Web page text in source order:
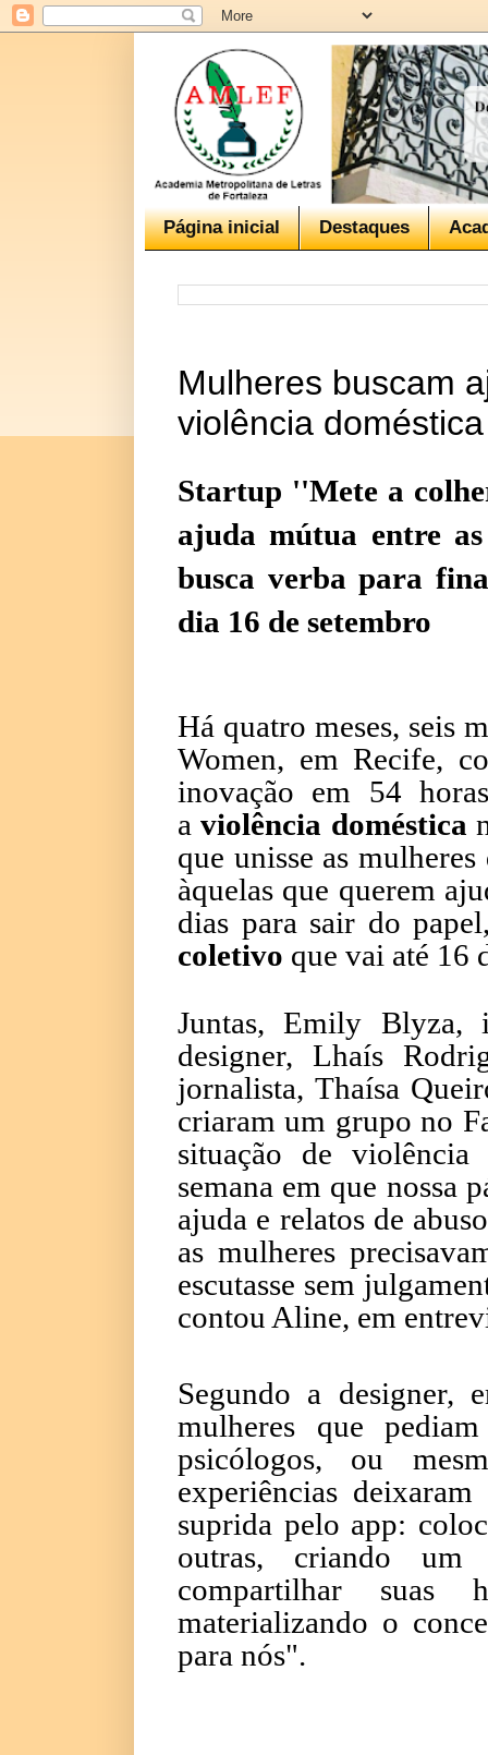
Página inicial Destaques
Mulheres buscam
violência doméstica
Startup ''Mete a
ajuda mútua entre
busca verba para
dia 16 de setembro
Há quatro meses, seis
Women, em Recife,
inovação em 54
aviolência doméstica
que unisse as
àquelas que querem
dias para sair do
coletivo que vai até 16
Juntas, Emily Blyza,
designer, Lhaís
jornalista, Thaísa
criaram um grupo no
situação de
semana em que nossa
ajuda e relatos de
as mulheres
escutasse sem
contou Aline, em
Segundo a designer,
mulheres que
psicólogos, ou
experiências
suprida pelo app:
outras, criando um
compartilhar suas
materializando o
para nós".